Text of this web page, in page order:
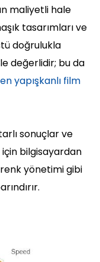
maliyetli hale
tasarımları ve
doğrulukla
değerlidir; bu da
yapışkanlı film
sonuçlar ve
bilgisayardan
yönetimi gibi